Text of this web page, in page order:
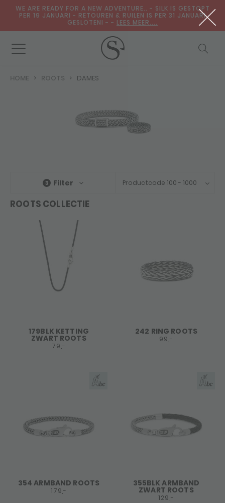
WE ARE READY FOR A NEW ADVENTURE.. - SILK IS GESTOPT
PER 19 JANUARI - RETOUREN & RUILEN IS PER 31 JANUARI
GESLOTENI - - LEES MEER....
HOME ROOTS DAMES
3 Filter Productcode 100 - 1000
ROOTS COLLECTIE
179BLK KETTING
ZWART ROOTS
79,-
242 RING ROOTS
99,-
354 ARMBAND ROOTS
179,-
355BLK ARMBAND
ZWART ROOTS
129,-